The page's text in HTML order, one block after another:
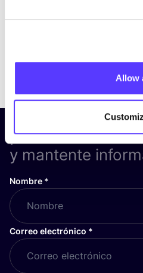
Allow
¡Suscríbete a
y mantente
Nombre *
Correo electrónico *